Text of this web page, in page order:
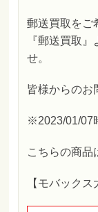
郵送買取をご
『郵送買取
せ。
皆様からのお
※2023/01/07
こちらの商品
【モバックス